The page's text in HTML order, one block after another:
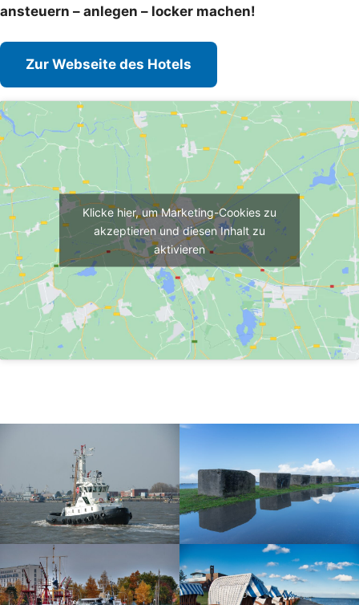
ansteuern – anlegen – locker machen!
Zur Webseite des Hotels
Klicke hier, um Marketing-Cookies zu
akzeptieren und diesen Inhalt zu
aktivieren